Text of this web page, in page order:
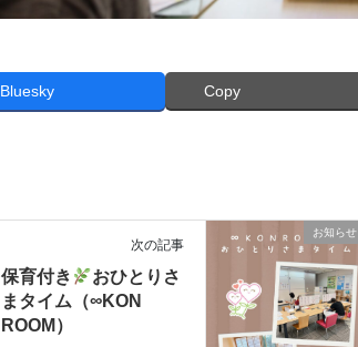
Bluesky Copy
お知らせ
次の記事
保育付き
おひとりさ
まタイム（∞KON
ROOM）